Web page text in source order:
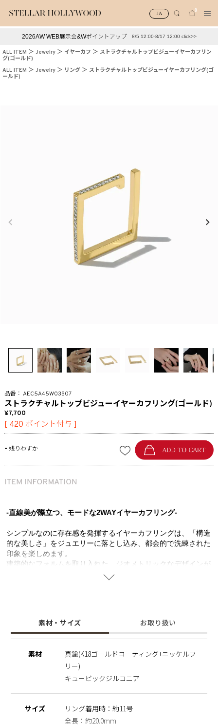
JA
0
#スタッフイチ押し（通勤パールアクセ）
2026AW WEB展示会&Wポイントアップ 8/5 12:00-8/17 12:00 click>>
ALL ITEM Jewelry イヤーカフ
ストラクチャルトップビジューイヤーカフリン
グ(ゴールド)
ALL ITEM
Jewelry リング
ストラクチャルトップビジューイヤーカフリング(ゴ
ールド)
AEC5A45W03S07
ストラクチャルトップビジューイヤーカフリング(ゴールド)
7,700
[ 420 ポイント付与 ]
- 残りわずか
-直線美が際立つ、モードな2WAYイヤーカフリング-
シンプルなのに存在感を発揮するイヤーカフリングは、「構造
的な美しさ」をジュエリーに落とし込み、都会的で洗練された
印象を楽しめます。
建築的なフォルムを取り入れた、ジオメトリックなデザインが
に変化させられます。
日常のスタイルにモード感を添え、都会的な表情を完成させる
◆全ラインナップを楽しめる特別な3itemセットは
金属製のアクセサリーに含まれるニッケルで引き起こるアレル
ギーを防ぐために、ニッケルをほぼ含まずに作られた素材を指
素材・サイズ お取り扱い
素材
真鍮(K18ゴールドコーティング+ニッケルフ
リー)
キュービックジルコニア
サイズ
リング着用時：約11号
全長：約20.0mm